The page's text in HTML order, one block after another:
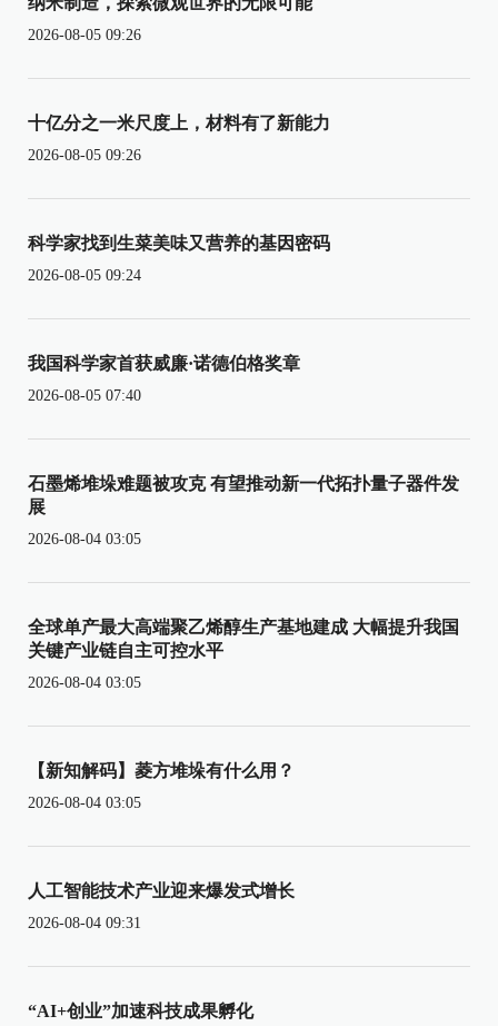
2026-08-05 09:26
十亿分之一米尺度上，材料有了新能力
2026-08-05 09:26
科学家找到生菜美味又营养的基因密码
2026-08-05 09:24
我国科学家首获威廉·诺德伯格奖章
2026-08-05 07:40
石墨烯堆垛难题被攻克 有望推动新一代拓扑量子器件发
展
2026-08-04 03:05
全球单产最大高端聚乙烯醇生产基地建成 大幅提升我国
关键产业链自主可控水平
2026-08-04 03:05
【新知解码】菱方堆垛有什么用？
2026-08-04 03:05
人工智能技术产业迎来爆发式增长
2026-08-04 09:31
“AI+创业”加速科技成果孵化